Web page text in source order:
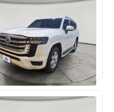
مستعملة 10,875 كم ممشى قليل